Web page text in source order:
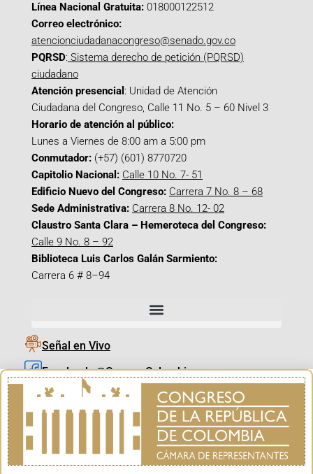
Línea Nacional Gratuita: 018000122512
Correo electrónico:
atencionciudadanacongreso@senado.gov.co
PQRSD: Sistema derecho de petición (PQRSD)
ciudadano
Atención presencial : Unidad de Atención
Ciudadana del Congreso, Calle 11 No. 5 – 60 Nivel 3
Horario de atención al público:
Lunes a Viernes de 8:00 am a 5:00 pm
Conmutador: (+57) (601) 8770720
Capitolio Nacional: Calle 10 No. 7- 51
Edificio Nuevo del Congreso: Carrera 7 No. 8 – 68
Sede Administrativa: Carrera 8 No. 12- 02
Claustro Santa Clara – Hemeroteca del Congreso:
Calle 9 No. 8 – 92
Biblioteca Luis Carlos Galán Sarmiento:
Carrera 6 # 8–94
Señal en Vivo
Facebook_@CamaraColombia
Instagram_@CamaraColombia
X_@CamaraColombia
Youtube_@CamaraColombia